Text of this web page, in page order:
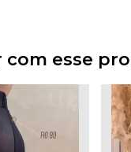
com esse